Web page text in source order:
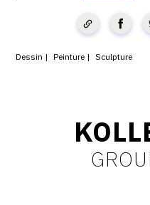
À
Dessin Peinture Sculpture